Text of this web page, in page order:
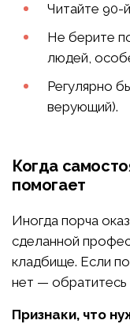
Читайте 90-
Не берите
людей,
Регулярно
верующий).
Когда
помогает
Иногда порча
сделанной
кладбище. Если
нет — обратитесь
Признаки, что